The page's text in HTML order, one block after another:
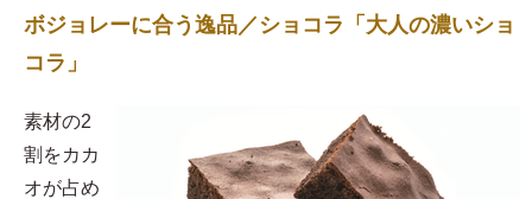
ボジョレーに合う逸品／ショコラ「大人の濃いショ
コラ」
素材の2
割をカカ
オが占め